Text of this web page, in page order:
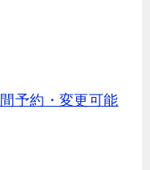
予約・変更可能